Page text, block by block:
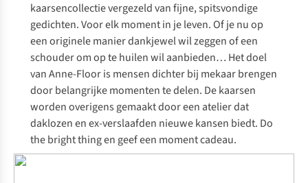
kaarsencollectie vergezeld van fijne, spitsvondige
gedichten. Voor elk moment in je leven. Of je nu op
een originele manier dankjewel wil zeggen of een
schouder om op te huilen wil aanbieden… Het doel
van Anne-Floor is mensen dichter bij mekaar brengen
door belangrijke momenten te delen. De kaarsen
worden overigens gemaakt door een atelier dat
daklozen en ex-verslaafden nieuwe kansen biedt. Do
the bright thingen geef een moment cadeau.